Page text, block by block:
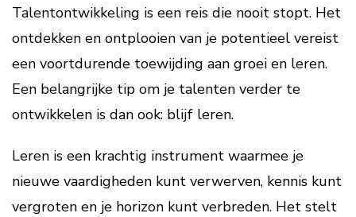
Talentontwikkeling is een reis die nooit stopt. Het
ontdekken en ontplooien van je potentieel vereist
een voortdurende toewijding aan groei en leren.
Een belangrijke tip om je talenten verder te
ontwikkelen is dan ook: blijf leren.
Leren is een krachtig instrument waarmee je
nieuwe vaardigheden kunt verwerven, kennis kunt
vergroten en je horizon kunt verbreden. Het stelt